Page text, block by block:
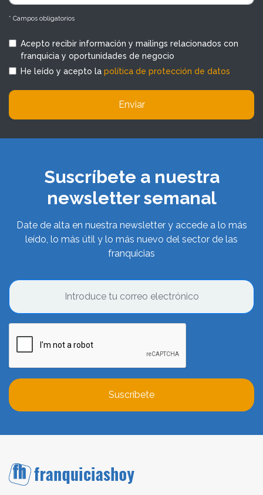
* Campos obligatorios
Acepto recibir información y mailings relacionados con
franquicia y oportunidades de negocio
He leído y acepto la política de protección de datos
Enviar
Suscríbete a nuestra
newsletter semanal
Date de alta en nuestra newsletter y accede a lo más
leído, lo más útil y lo más nuevo del sector de las
franquicias
Suscríbete